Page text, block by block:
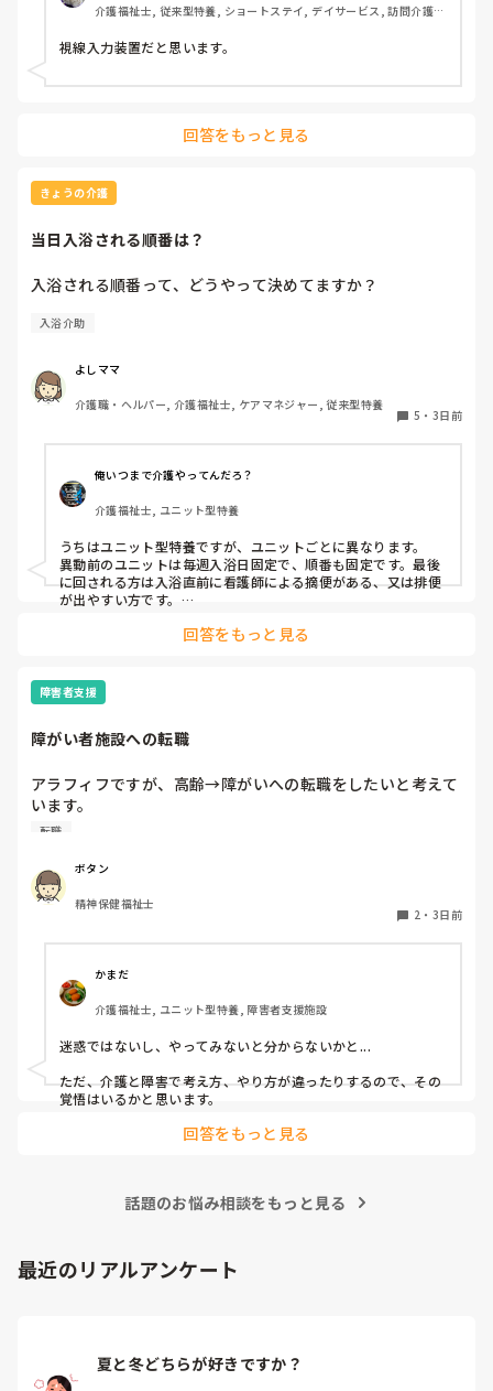
介護福祉士, 従来型特養, ショートステイ, デイサービス, 訪問介護,
視線入力装置だと思います。
回答をもっと見る
きょうの介護
当日入浴される順番は？
入浴される順番って、どうやって決めてますか？
入浴介助
よしママ
介護職・ヘルパー, 介護福祉士, ケアマネジャー, 従来型特養
5 ・ 3日前
俺いつまで介護やってんだろ？
介護福祉士, ユニット型特養
うちはユニット型特養ですが、ユニットごとに異なります。
異動前のユニットは毎週入浴日固定で、順番も固定です。最後
に回される方は入浴直前に看護師による摘便がある、又は排便
が出やすい方です。
が必要な方など。胃ろうの方は看護師がこの時間までには入浴
今のユニットでは毎週シフトとにらめっこして、職員の人数配
なので変更はほぼないです。たまに病院受診で前後します。
の速さの方を組み合わせたりしてます。順番も一番に入りたい
方がいるので、週によって一番と二番を入れ換えたりしてま
す。決め方は職員によってバラバラなので決まりはありませ
ん。
回答をもっと見る
障害者支援
障がい者施設への転職
アラフィフですが、高齢→障がいへの転職をしたいと考えて
います。
覚えも悪くなって来てきますが、経験者の方、どう思われま
やはり迷惑でしょうか？
転職
ボタン
精神保健福祉士
2 ・ 3日前
かまだ
介護福祉士, ユニット型特養, 障害者支援施設
迷惑ではないし、やってみないと分からないかと...
ただ、介護と障害で考え方、やり方が違ったりするので、その
覚悟はいるかと思います。
回答をもっと見る
話題のお悩み相談をもっと見る
最近のリアルアンケート
夏と冬どちらが好きですか？